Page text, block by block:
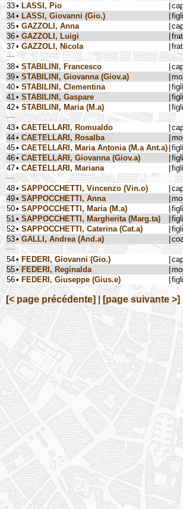
33• LASSI, Pio
34• LASSI, Giovanni (Gio.)
35• GAZZOLI, Anna
36• GAZZOLI, Luigi
37• GAZZOLI, Nicola
38• STABILINI, Francesco
39• STABILINI, Giovanna (Giov.a)
40• STABILINI, Clementina
41 • STABILINI, Gaspare
42• STABILINI, Maria (M.a)
43• CAETELLARI, Romualdo
44• CAETELLARI, Rosalba
45• CAETELLARI, Maria Antonia (M.a Ant.a)
46• CAETELLARI, Giovanna (Giov.a)
47• CAETELLARI, Mariana
48• SAPPOCCHETTI, Vincenzo (Vin.o)
49• SAPPOCCHETTI, Anna
50• SAPPOCCHETTI, Maria (M.a)
51 • SAPPOCCHETTI, Margherita (Marg.ta)
52• SAPPOCCHETTI, Caterina (Cat.a)
53• GALLI, Andrea (And.a)
54• FEDERI, Giovanni (Gio.)
55• FEDERI, Reginalda
56• FEDERI, Giuseppe (Gius.e)
[< page précédente] [page suivante >]